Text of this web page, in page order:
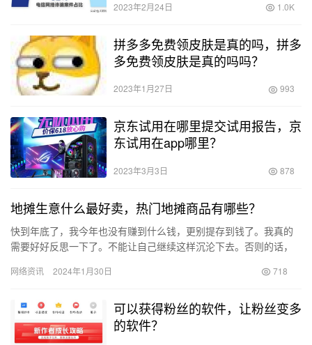
2023年2月24日 1.0K
拼多多免费领皮肤是真的吗，拼多
多免费领皮肤是真的吗吗？
2023年1月27日 993
京东试用在哪里提交试用报告，京
东试用在app哪里？
2023年3月3日 878
地摊生意什么最好卖，热门地摊商品有哪些？
快到年底了，我今年也没有赚到什么钱，更别提存到钱了。我真的
需要好好反思一下了。不能让自己继续这样沉沦下去。否则的话，
是老…
网络资讯 2024年1月30日 718
可以获得粉丝的软件，让粉丝变多
的软件？